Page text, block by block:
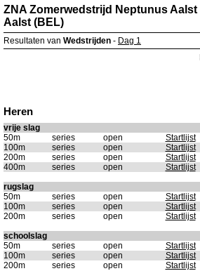
ZNA Zomerwedstrijd Neptunus Aalst
Aalst (BEL)
Resultaten van Wedstrijden - Dag 1
Heren
vrije slag
50m
series open Startlijst
100m
series open Startlijst
200m
series open Startlijst
400m
series open Startlijst
rugslag
50m
series open Startlijst
100m
series open Startlijst
200m
series open Startlijst
schoolslag
50m
series open Startlijst
100m
series open Startlijst
200m
series open Startlijst